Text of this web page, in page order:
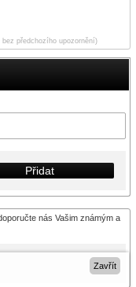
Přidat
nás Vašim známým a
předchozího upozornění)
Zavřít